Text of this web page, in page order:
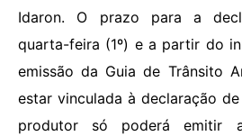
Idaron. O prazo para a
quarta-feira (1º) e a partir do
emissão da Guia de Trânsito
estar vinculada à declaração
produtor só poderá emitir